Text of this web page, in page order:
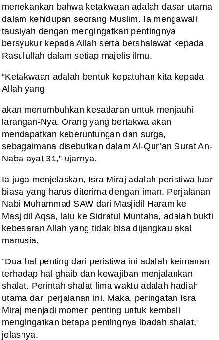
menekankan bahwa ketakwaan adalah dasar utama
dalam kehidupan seorang Muslim. Ia mengawali
tausiyah dengan mengingatkan pentingnya
bersyukur kepada Allah serta bershalawat kepada
Rasulullah dalam setiap majelis ilmu.
“Ketakwaan adalah bentuk kepatuhan kita kepada
Allah yang
akan menumbuhkan kesadaran untuk menjauhi
larangan-Nya. Orang yang bertakwa akan
mendapatkan keberuntungan dan surga,
sebagaimana disebutkan dalam Al-Qur’an Surat An-
Naba ayat 31,” ujarnya.
Ia juga menjelaskan, Isra Miraj adalah peristiwa luar
biasa yang harus diterima dengan iman. Perjalanan
Nabi Muhammad SAW dari Masjidil Haram ke
Masjidil Aqsa, lalu ke Sidratul Muntaha, adalah bukti
kebesaran Allah yang tidak bisa dijangkau akal
manusia.
“Dua hal penting dari peristiwa ini adalah keimanan
terhadap hal ghaib dan kewajiban menjalankan
shalat. Perintah shalat lima waktu adalah hadiah
utama dari perjalanan ini. Maka, peringatan Isra
Miraj menjadi momen penting untuk kembali
mengingatkan betapa pentingnya ibadah shalat,”
jelasnya.